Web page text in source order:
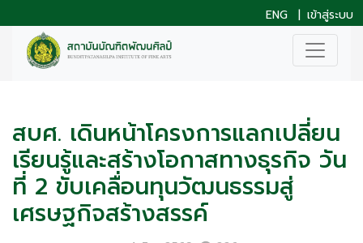
ENG | เข้าสู่ระบบ
สบศ. เดินหน้าโครงการแลกเปลี่ยน
เรียนรู้และสร้างโอกาสทางธุรกิจ วัน
ที่ 2 ขับเคลื่อนทุนวัฒนธรรมสู่
เศรษฐกิจสร้างสรรค์